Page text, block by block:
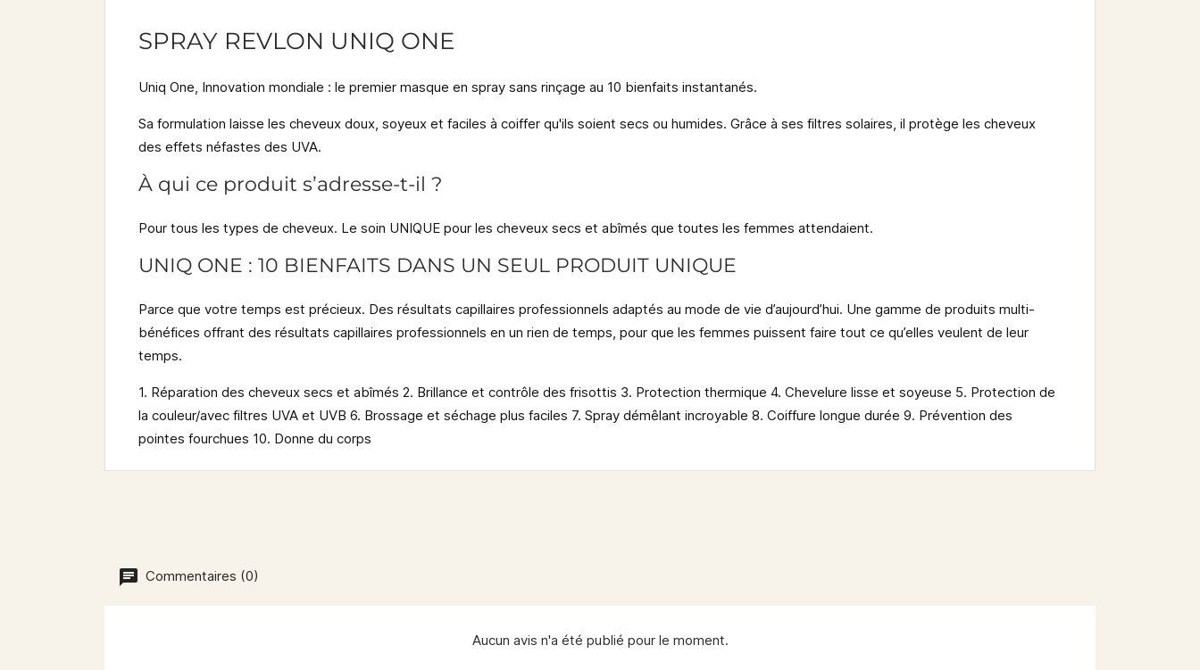
SPRAY REVLON UNIQ ONE
Uniq One, Innovation mondiale : le premier masque en spray sans rinçage au 10 bienfaits instantanés.
Sa formulation laisse les cheveux doux, soyeux et faciles à coiffer qu'ils soient secs ou humides. Grâce à ses filtres solaires, il protège les cheveux
des effets néfastes des UVA.
À qui ce produit s’adresse-t-il ?
Pour tous les types de cheveux. Le soin UNIQUE pour les cheveux secs et abîmés que toutes les femmes attendaient.
UNIQ ONE : 10 BIENFAITS DANS UN SEUL PRODUIT UNIQUE
Parce que votre temps est précieux. Des résultats capillaires professionnels adaptés au mode de vie d’aujourd’hui. Une gamme de produits multi-
bénéfices offrant des résultats capillaires professionnels en un rien de temps, pour que les femmes puissent faire tout ce qu’elles veulent de leur
temps.
1. Réparation des cheveux secs et abîmés 2. Brillance et contrôle des frisottis 3. Protection thermique 4. Chevelure lisse et soyeuse 5. Protection de
la couleur/avec filtres UVA et UVB 6. Brossage et séchage plus faciles 7. Spray démêlant incroyable 8. Coiffure longue durée 9. Prévention des
pointes fourchues 10. Donne du corps
Commentaires (0)
Aucun avis n'a été publié pour le moment.